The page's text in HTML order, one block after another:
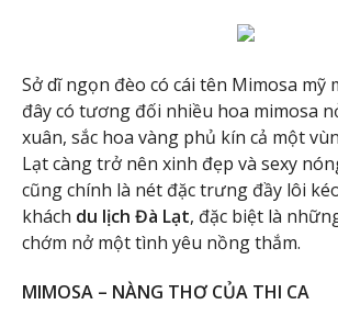
Sở dĩ ngọn đèo có cái tên Mimosa mỹ
đây có tương đối nhiều hoa mimosa
xuân, sắc hoa vàng phủ kín cả một
Lạt càng trở nên xinh đẹp và sexy
cũng chính là nét đặc trưng đầy lôi
khách du lịch Đà Lạt, đặc biệt là
chớm nở một tình yêu nồng thắm.
MIMOSA – NÀNG THƠ CỦA THI CA